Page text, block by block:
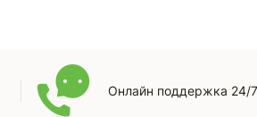
Онлайн поддержка 24/7